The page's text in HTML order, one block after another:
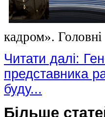
кадром».
Читати далі:
представника
буду...
Більше